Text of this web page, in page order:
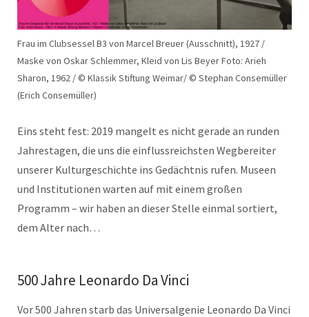
Frau im Clubsessel B3 von Marcel Breuer (Ausschnitt), 1927 /
Maske von Oskar Schlemmer, Kleid von Lis Beyer Foto: Arieh
Sharon, 1962 / © Klassik Stiftung Weimar/ © Stephan Consemüller
(Erich Consemüller)
Eins steht fest: 2019 mangelt es nicht gerade an runden
Jahrestagen, die uns die einflussreichsten Wegbereiter
unserer Kulturgeschichte ins Gedächtnis rufen. Museen
und Institutionen warten auf mit einem großen
Programm – wir haben an dieser Stelle einmal sortiert,
dem Alter nach…
500 Jahre Leonardo Da Vinci
Vor 500 Jahren starb das Universalgenie Leonardo Da Vinci